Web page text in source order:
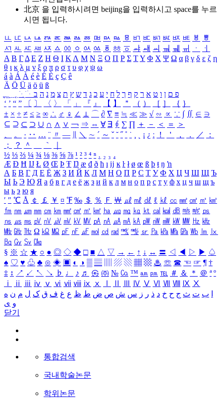
北京 을 입력하시려면 beijing을 입력하시고 space를 누르
시면 됩니다.
ㅥ ㅦ ㅧ ㅨ ㅩ ㅪ ㅫ ㅬ ㅭ ㅮ ㅯ ㅰ ㅱ ㅲ ㅳ ㅴ ㅵ ㅶ ㅷ ㅸ
ㅹ
ㅺ ㅻ ㅼ ㅽ ㅾ ㅿ ㆀ ㆁ ㆂ ㆃ ㆄ ㆅ ㆆ ㆇ ㆈ ㆉ ㆊ ㆋ ㆌ ㆍ
ㆎ
Α Β ΓΔ Ε Ζ Η Θ Ι ΚΛ Μ Ν Ξ Ο Π Ρ Σ ΤΥ Φ Χ Ψ Ω α β γ δ ε ζ η
θ ι κ λ μ ν ξ ο π ρ σ τ υ φ χ ψ ω
á à Á À é è É È ç Ç ê
Ä Ö Ü ä ö ü ß
ִֶֹ ֻּ ׁׂ פ ם ן ו ט א ר ק ף ך ל ח י ע כ ג ד ש ץ ת צ מ נ ה ב
‘ ’ “ ” 〔 〕 〈 〉 「 」 『 』 【 】 ＂ （ ） ［ ］ ｛ ｝
± × ÷ ≠ ≤ ≥ ∞ ∴ ♂ ♀ ∠ ⊥ ⌒ ∂ ∇ ≡ ≒ ≪ ≫ √ ∽ ∝ ∵ ∫ ∬ ∈ ∋
⊆ ⊇ ⊂ ⊃ ∪ ∩ ∧ ∨ ￢ ⇒ ⇔ ∀ ∃ ∮ ∑ ∏ ＋ － ＜ ＝
＞
、
。 · ‥ … ¨ 〃 ― ＼ ∼ ´ ～ ˇ ˘ ˝ ˚ ˙ ¸ ¡ ¿ ː ！ ＇ ， ． ／
：
；
？ ＾ ｀
½ ⅓ ⅔ ¼ ¾ ⅛ ⅜ ⅝ ⅞ ¹ ² ³ ⁴ ⁿ ₁ ₂ ₃ ₄
Æ Ð Ħ Ĳ Ł Ø Œ Þ Ŧ Ŋ æ đ ð ħ ı ĳ ĸ ŀ ł ø œ ß þ ŧ ŋ ŉ
А Б В Г Д Е Ё Ж З И Й К Л М Н О П Р С Т У Ф Х Ц Ч Ш Щ Ъ
Ы Ь Э Ю Я а б в г д е ё ж з и й к л м н о п р с т у ф х ц ч ш щ ъ
ы ь э ю я
′ ″ ℃ Å ￠ ￡ ￥ ¤ ℉ ‰ ＄ ％ Ｆ ￦ ㎕ ㎖ ㎗ ℓ ㎘ ㏄ ㎣ ㎤ ㎥ ㎦
㎙ ㎚ ㎛ ㎜ ㎝ ㎞ ㎟ ㎠ ㎡ ㎢ ㏊ ㎍ ㎎ ㎏ ㏏ ㎈ ㎉ ㏈ ㎧ ㎨ ㎰
㎱ ㎲ ㎳ ㎴ ㎵ ㎶ ㎷ ㎸ ㎹ ㎀ ㎁ ㎂ ㎃ ㎄ ㎺ ㎻ ㎽ ㎾ ㎿ ㎐ ㎑
㎒ ㎓ ㎔ Ω ㏀ ㏁ ㎊ ㎋ ㎌ ㏖ ㏅ ㎭ ㎮ ㎯ ㏛ ㎩ ㎪ ㎫ ㎬ ㏝ ㏐
㏓
㏃ ㏉ ㏜ ㏆
§ ※ ☆ ★ ○ ● ◎ ◇ ◆ □ ■ △ ▽ → ← ↑ ↓ ↔ 〓 ◁ ◀ ▷ ▶ ♤
♠ ♡ ♥ ♧ ♣ ⊙ ◈ ▣ ◐ ◑ ▒ ▤ ▨ ▧ ▦ ▩ ♨ ☏ ☎ ☜ ☞ ¶ †
‡ ↕ ↗ ↙ ↖ ↘ ♭ ♩ ♪ ♬ ㉿ ㈜ № ㏇ ™ ㏂ ㏘ ℡ ＃ ＆ ＊ ＠ ª º
ⅰ
ⅱ ⅲ ⅳ ⅴ ⅵ ⅶ ⅷ ⅸ ⅹ Ⅳ Ⅴ Ⅵ Ⅶ Ⅷ Ⅸ Ⅹ
ب ت ث ج ح خ د ذ ر ز س ش ص ض ط ظ ع غ ف ق ک ل م ن ه
و ی
닫기
통합검색
국내학술논문
학위논문